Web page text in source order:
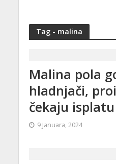
Tag - malina
Malina pola
hladnjači,
čekaju isplatu
9 Januara, 2024